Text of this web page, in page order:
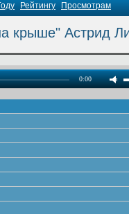
Рейтингу Просмотрам
крыше" Астрид
0:00